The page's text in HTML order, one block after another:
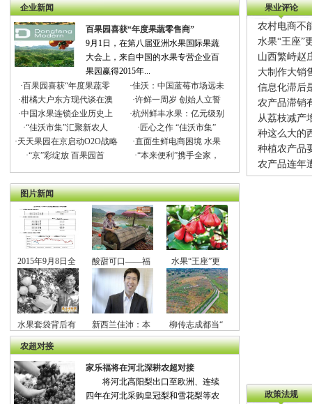
企业新闻
百果园喜获“年度果蔬零售商”
9月1日，在第八届亚洲水果国际果蔬
大会上，来自中国的水果专营企业百
果园赢得2015年...
·百果园喜获“年度果蔬零 ·佳沃：中国蓝莓市场远未
·柑橘大户东方现代谈在澳 ·许鲜一周岁 创始人立誓
·中国水果连锁企业历史上 ·杭州鲜丰水果：亿元级别
·“佳沃市集”汇聚新农人 · 匠心之作 “佳沃市集”
·天天果园在京启动O2O战略 ·直面生鲜电商困境 水果
·“京”彩绽放 百果园首 ·“本来便利”携手全家，
果业评论
农村电商不
水果“王座”
山西繁峙赵
大制作大销
信息化滞后
农产品滞销
从荔枝减产
种这么大的
种植农产品
农产品连年
图片新闻
2015年9月8日全 酸甜可口——福 水果“王座”更
水果套袋背后有 新西兰佳沛：本 柳传志成都当“
农超对接
家乐福将在河北深耕农超对接
将河北高阳梨出口至欧洲、连续
四年在河北采购皇冠梨和雪花梨等农
政策法规